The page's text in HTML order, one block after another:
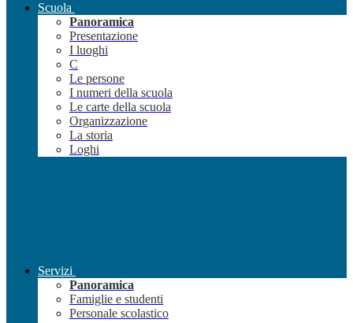
Scuola
Panoramica
Presentazione
I luoghi
C
Le persone
I numeri della scuola
Le carte della scuola
Organizzazione
La storia
Loghi
Servizi
Panoramica
Famiglie e studenti
Personale scolastico